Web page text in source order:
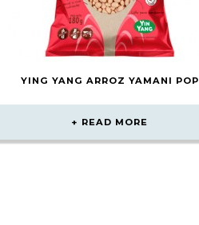
YING YANG ARROZ YAMANI POP
READ MORE